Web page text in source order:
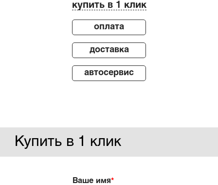
купить в 1 клик
оплата
доставка
автосервис
Купить в 1 клик
Ваше имя*